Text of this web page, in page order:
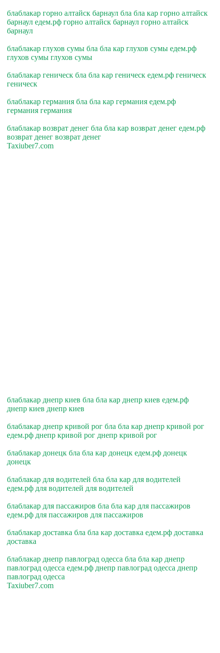
блаблакар горно алтайск барнаул бла бла кар горно алтайск
барнаул едем.рф горно алтайск барнаул горно алтайск
барнаул
блаблакар глухов сумы бла бла кар глухов сумы едем.рф
глухов сумы глухов сумы
блаблакар геническ бла бла кар геническ едем.рф геническ
геническ
блаблакар германия бла бла кар германия едем.рф
германия германия
блаблакар возврат денег бла бла кар возврат денег едем.рф
возврат денег возврат денег
Taxiuber7.com
блаблакар днепр киев бла бла кар днепр киев едем.рф
днепр киев днепр киев
блаблакар днепр кривой рог бла бла кар днепр кривой рог
едем.рф днепр кривой рог днепр кривой рог
блаблакар донецк бла бла кар донецк едем.рф донецк
донецк
блаблакар для водителей бла бла кар для водителей
едем.рф для водителей для водителей
блаблакар для пассажиров бла бла кар для пассажиров
едем.рф для пассажиров для пассажиров
блаблакар доставка бла бла кар доставка едем.рф доставка
доставка
блаблакар днепр павлоград одесса бла бла кар днепр
павлоград одесса едем.рф днепр павлоград одесса днепр
павлоград одесса
Taxiuber7.com